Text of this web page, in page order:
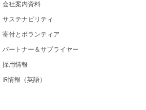
会社案内資料
サステナビリティ
寄付とボランティア
パートナー＆サプライヤー
採用情報
IR情報（英語）